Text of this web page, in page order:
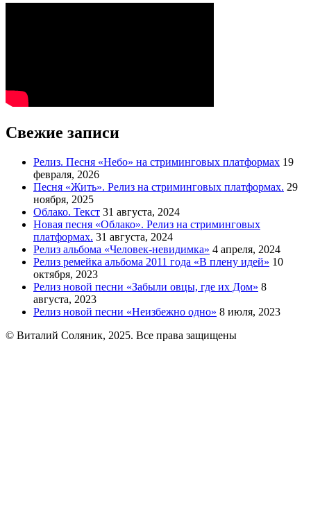
Свежие записи
Релиз. Песня «Небо» на стриминговых платформах 19
февраля, 2026
Песня «Жить». Релиз на стриминговых платформах. 29
ноября, 2025
Облако. Текст 31 августа, 2024
Новая песня «Облако». Релиз на стриминговых
платформах. 31 августа, 2024
Релиз альбома «Человек-невидимка» 4 апреля, 2024
Релиз ремейка альбома 2011 года «В плену идей» 10
октября, 2023
Релиз новой песни «Забыли овцы, где их Дом» 8
августа, 2023
Релиз новой песни «Неизбежно одно» 8 июля, 2023
© Виталий Соляник, 2025. Все права защищены